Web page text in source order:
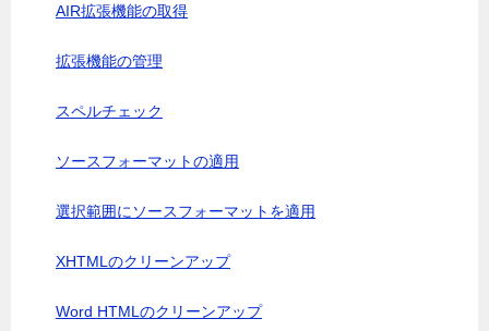
AIR拡張機能の取得
拡張機能の管理
スペルチェック
ソースフォーマットの適用
選択範囲にソースフォーマットを適用
XHTMLのクリーンアップ
Word HTMLのクリーンアップ